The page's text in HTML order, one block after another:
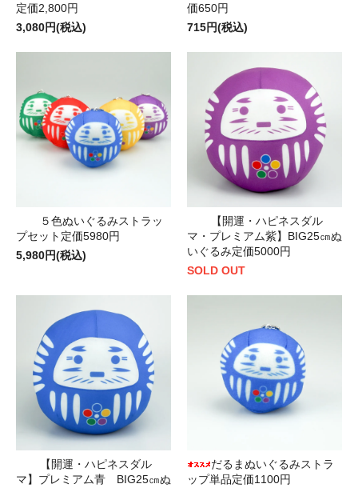
定価2,800円
3,080円(税込)
価650円
715円(税込)
５色ぬいぐるみストラッ
プセット定価5980円
5,980円(税込)
【開運・ハピネスダル
マ・プレミアム紫】BIG25㎝ぬ
いぐるみ定価5000円
SOLD OUT
【開運・ハピネスダル
マ】プレミアム青 BIG25㎝ぬ
だるまぬいぐるみストラ
ップ単品定価1100円